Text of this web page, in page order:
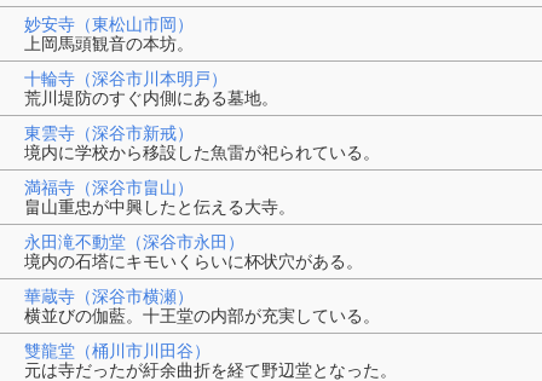
妙安寺（東松山市岡）
上岡馬頭観音の本坊。
十輪寺（深谷市川本明戸）
荒川堤防のすぐ内側にある墓地。
東雲寺（深谷市新戒）
境内に学校から移設した魚雷が祀られている。
満福寺（深谷市畠山）
畠山重忠が中興したと伝える大寺。
永田滝不動堂（深谷市永田）
境内の石塔にキモいくらいに杯状穴がある。
華蔵寺（深谷市横瀬）
横並びの伽藍。十王堂の内部が充実している。
雙龍堂（桶川市川田谷）
元は寺だったが紆余曲折を経て野辺堂となった。